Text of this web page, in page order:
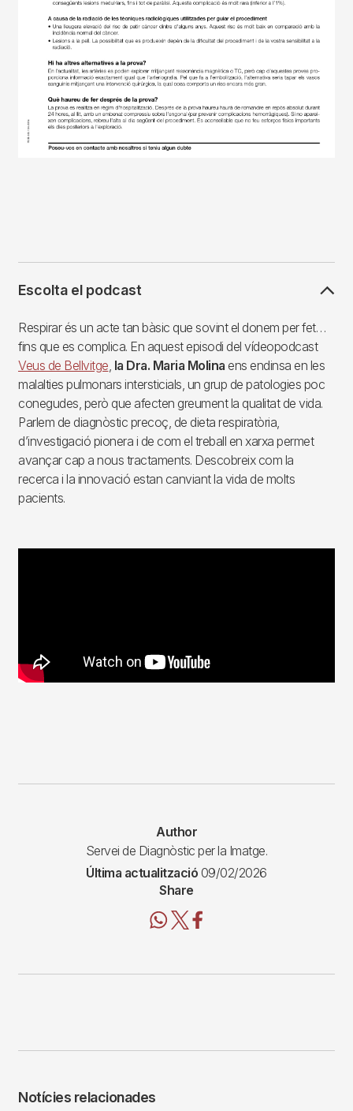
Escolta el podcast
Respirar és un acte tan bàsic que sovint el donem per fet…
fins que es complica. En aquest episodi del vídeopodcast
Veus de Bellvitge la Dra. Maria Molina ens endinsa en les
malalties pulmonars intersticials, un grup de patologies poc
conegudes, però que afecten greument la qualitat de vida.
Parlem de diagnòstic precoç, de dieta respiratòria,
d’investigació pionera i de com el treball en xarxa permet
avançar cap a nous tractaments. Descobreix com la
recerca i la innovació estan canviant la vida de molts
pacients.
Author
Servei de Diagnòstic per la Imatge.
Última actualització 09/02/2026
Share
Notícies relacionades